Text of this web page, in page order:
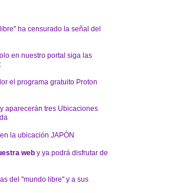
ha censurado la señal del
en nuestro portal siga las
el programa gratuito Proton
y aparecerán tres Ubicaciones
en la ubicación JAPÓN
web y ya podrá disfrutar de
del "mundo libre" y a sus